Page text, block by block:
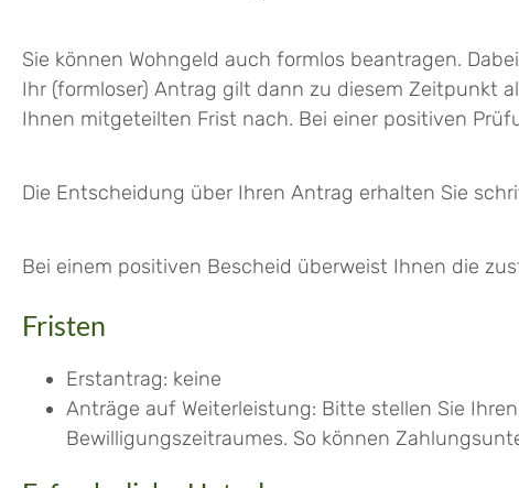
Sie können Wohngeld auch formlos beantragen.
Ihr (formloser) Antrag gilt dann zu diesem Zeitpunkt
Ihnen mitgeteilten Frist nach. Bei einer positiven
Die Entscheidung über Ihren Antrag erhalten Sie
Bei einem positiven Bescheid überweist Ihnen die
Fristen
Erstantrag: keine
Anträge auf Weiterleistung: Bitte stellen Sie
Bewilligungszeitraumes. So können